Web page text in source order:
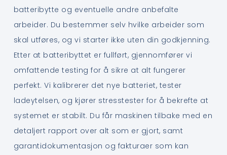
batteribytte og eventuelle andre anbefalte
arbeider. Du bestemmer selv hvilke arbeider som
skal utføres, og vi starter ikke uten din godkjenning.
Etter at batteribyttet er fullført, gjennomfører vi
omfattende testing for å sikre at alt fungerer
perfekt. Vi kalibrerer det nye batteriet, tester
ladeytelsen, og kjører stresstester for å bekrefte at
systemet er stabilt. Du får maskinen tilbake med en
detaljert rapport over alt som er gjort, samt
garantidokumentasjon og fakturaer som kan